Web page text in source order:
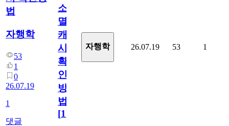
법
자행학
53
1
0
26.07.19
1
댓글
소
멸
캐
시
확
인
방
법
[1]
자행학 26.07.19 53 1